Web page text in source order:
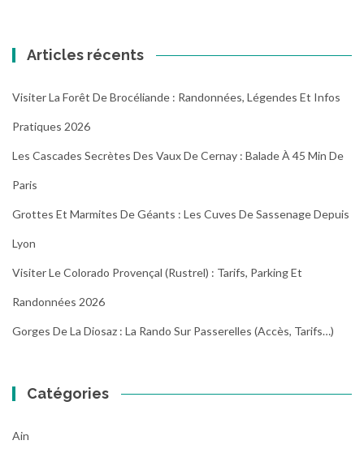
Articles récents
Visiter La Forêt De Brocéliande : Randonnées, Légendes Et Infos
Pratiques 2026
Les Cascades Secrètes Des Vaux De Cernay : Balade À 45 Min De
Paris
Grottes Et Marmites De Géants : Les Cuves De Sassenage Depuis
Lyon
Visiter Le Colorado Provençal (Rustrel) : Tarifs, Parking Et
Randonnées 2026
Gorges De La Diosaz : La Rando Sur Passerelles (Accès, Tarifs…)
Catégories
Ain